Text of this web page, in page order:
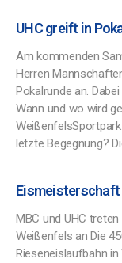
UHC greift in
Am kommenden
Herren
Pokalrunde an.
Wann und wo wird
letzte Begegnung?
MBC und UHC
Weißenfels an Die
Rieseneislaufbahn